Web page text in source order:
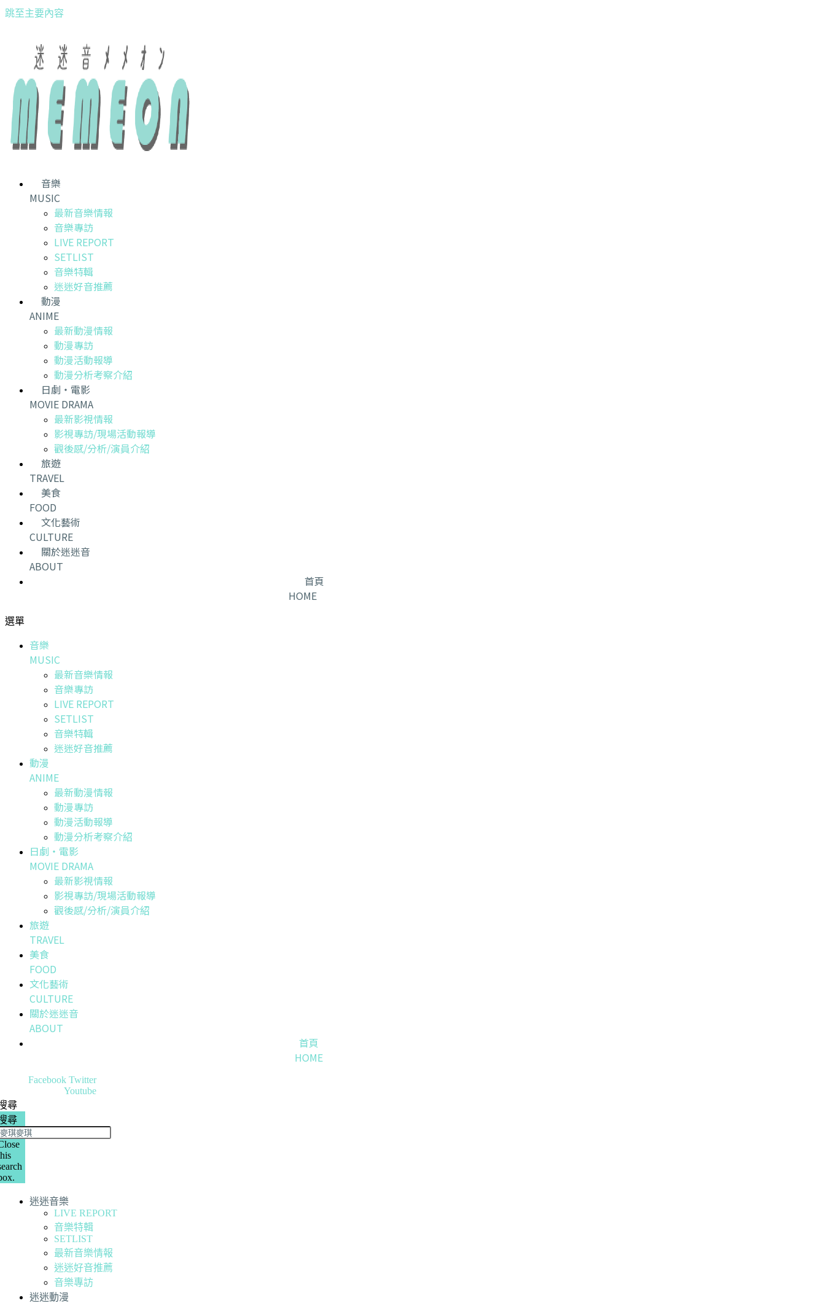
跳至主要內容
音樂
MUSIC
最新音樂情報
音樂專訪
LIVE REPORT
SETLIST
音樂特輯
迷迷好音推薦
動漫
ANIME
最新動漫情報
動漫專訪
動漫活動報導
動漫分析考察介紹
日劇・電影
MOVIE DRAMA
最新影視情報
影視專訪/現場活動報導
觀後感/分析/演員介紹
旅遊
TRAVEL
美食
FOOD
文化藝術
CULTURE
關於迷迷音
ABOUT
首頁
HOME
選單
音樂
MUSIC
最新音樂情報
音樂專訪
LIVE REPORT
SETLIST
音樂特輯
迷迷好音推薦
動漫
ANIME
最新動漫情報
動漫專訪
動漫活動報導
動漫分析考察介紹
日劇・電影
MOVIE DRAMA
最新影視情報
影視專訪/現場活動報導
觀後感/分析/演員介紹
旅遊
TRAVEL
美食
FOOD
文化藝術
CULTURE
關於迷迷音
ABOUT
首頁
HOME
Facebook Twitter
Youtube
尋
尋
迷迷音樂
LIVE REPORT
音樂特輯
SETLIST
最新音樂情報
迷迷好音推薦
音樂專訪
迷迷動漫